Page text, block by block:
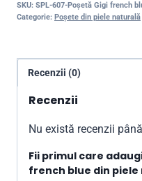
SKU: SPL-607-Poșetă Gigi french
Categorie: Poșete din piele naturală
Recenzii (0)
Recenzii
Nu există recenzii
Fii primul care
french blue din piele